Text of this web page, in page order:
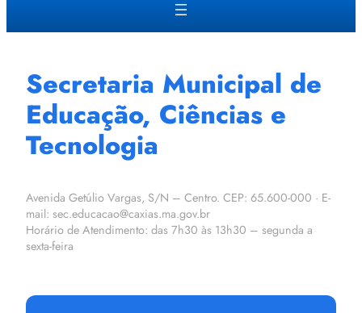
a
Secretaria Municipal de
Educação, Ciências e
Tecnologia
Avenida Getúlio Vargas, S/N – Centro. CEP: 65.600-000 · E-
mail: sec.educacao@caxias.ma.gov.br
Horário de Atendimento: das 7h30 às 13h30 – segunda a
sexta-feira